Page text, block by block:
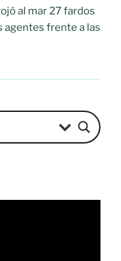
al mar 27 fardos
agentes frente a las